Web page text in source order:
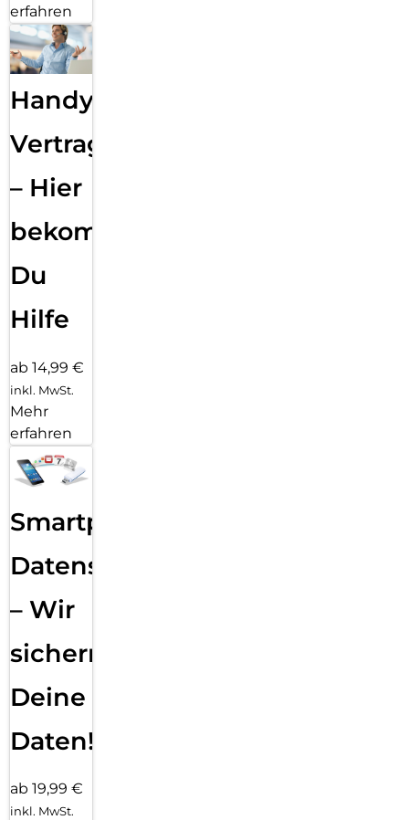
erfahren
Handy
Vertragsabwicklung
– Hier
bekommst
Du
Hilfe
ab 14,99 €
inkl. MwSt.
Mehr
erfahren
Smartphone
Datensicherung
– Wir
sichern
Deine
Daten!
ab 19,99 €
inkl. MwSt.